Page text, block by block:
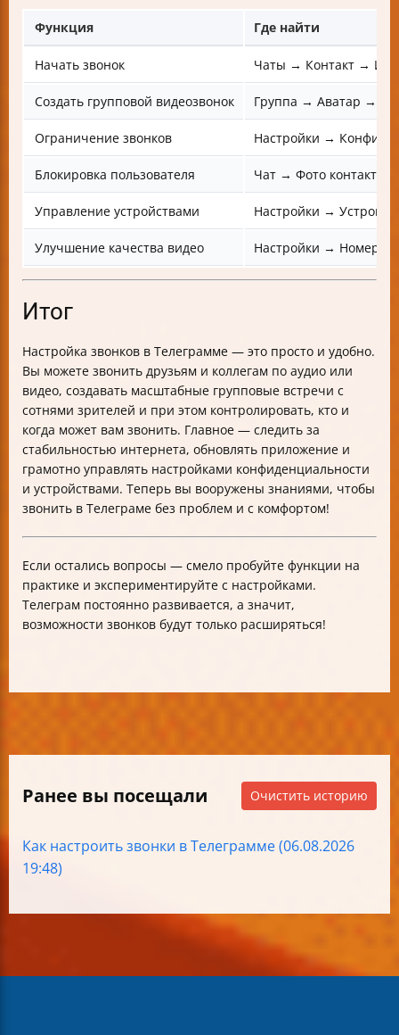
Функция Где найти
Начать звонок Чаты → Контакт →
Создать групповой видеозвонок Группа → Аватар →
Ограничение звонков Настройки →
Блокировка пользователя Чат → Фото контакта
Управление устройствами Настройки →
Улучшение качества видео Настройки → Номер
Итог
Настройка звонков в Телеграмме — это просто и удобно.
Вы можете звонить друзьям и коллегам по аудио или
видео, создавать масштабные групповые встречи с
сотнями зрителей и при этом контролировать, кто и
когда может вам звонить. Главное — следить за
стабильностью интернета, обновлять приложение и
грамотно управлять настройками конфиденциальности
и устройствами. Теперь вы вооружены знаниями, чтобы
звонить в Телеграме без проблем и с комфортом!
Если остались вопросы — смело пробуйте функции на
практике и экспериментируйте с настройками.
Телеграм постоянно развивается, а значит,
возможности звонков будут только расширяться!
Ранее вы посещали Очистить историю
Как настроить звонки в Телеграмме (06.08.2026
19:48)